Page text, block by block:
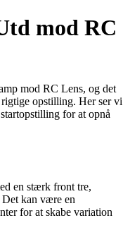
mod RC
mod RC Lens, og det
rigtige opstilling. Her ser vi
for at opnå
en stærk front tre,
Det kan være en
for at skabe variation